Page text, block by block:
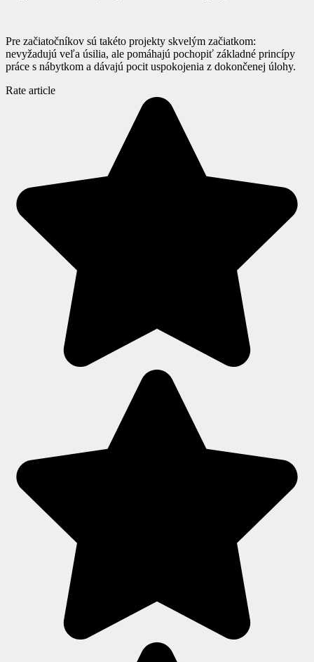
Pre začiatočníkov sú takéto projekty skvelým začiatkom:
nevyžadujú veľa úsilia, ale pomáhajú pochopiť základné princípy
práce s nábytkom a dávajú pocit uspokojenia z dokončenej úlohy.
Rate article